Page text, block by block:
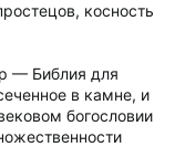
косность
— Библия для
в камне, и
богословии